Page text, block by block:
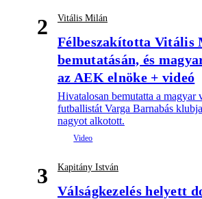
2 Vitális Milán
Félbeszakította Vitális
bemutatásán, és
az AEK elnöke + videó
Hivatalosan bemutatta a magyar
futballistát Varga Barnabás
nagyot alkotott.
3 Kapitány István
Válságkezelés helyett